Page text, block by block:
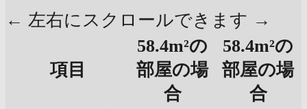
← 左右にスクロールできます →
項目
58.4m²の
部屋の場
合
58.4m²の
部屋の場
合